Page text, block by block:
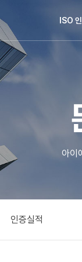
ISO
아이
인증실적